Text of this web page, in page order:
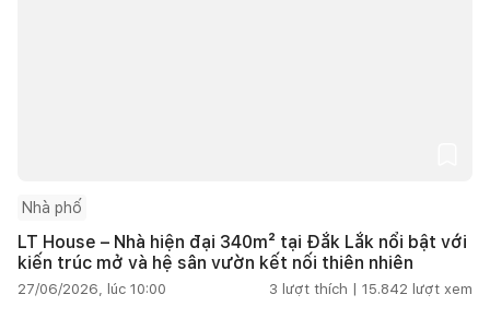
Nhà phố
LT House – Nhà hiện đại 340m² tại Đắk Lắk nổi bật với
kiến trúc mở và hệ sân vườn kết nối thiên nhiên
27/06/2026, lúc 10:00 3 lượt thích | 15.842 lượt xem